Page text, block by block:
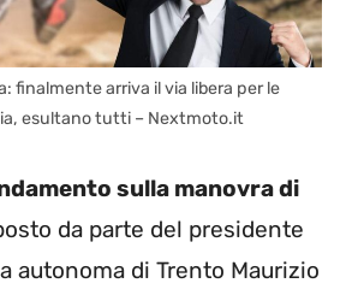
finalmente arriva il via libera per le
esultano tutti – Nextmoto.it
sulla manovra di
da parte del presidente
autonoma di Trento Maurizio